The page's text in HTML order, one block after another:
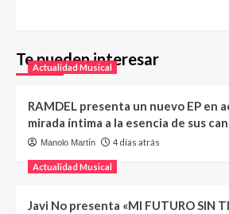
Te pueden interesar
Actualidad Musical
RAMDEL presenta un nuevo EP en
mirada íntima a la esencia de sus
Manolo Martín 4 días atrás
Actualidad Musical
Javi No presenta «MI FUTURO SIN